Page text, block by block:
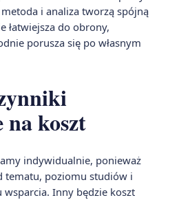
i analiza tworzą spójną
łatwiejsza do obrony,
porusza się po własnym
na koszt
indywidualnie, ponieważ
tematu, poziomu studiów i
wsparcia. Inny będzie koszt